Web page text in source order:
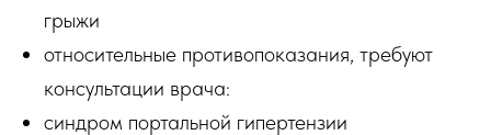
грыжи
относительные противопоказания, требуют
консультации врача:
синдром портальной гипертензии